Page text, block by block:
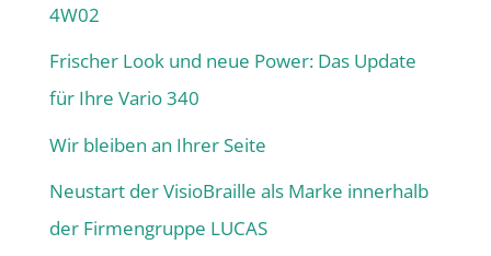
4W02
Frischer Look und neue Power: Das Update
für Ihre Vario 340
Wir bleiben an Ihrer Seite
Neustart der VisioBraille als Marke innerhalb
der Firmengruppe LUCAS